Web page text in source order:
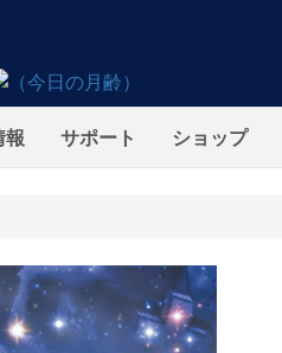
報 サポート ショップ